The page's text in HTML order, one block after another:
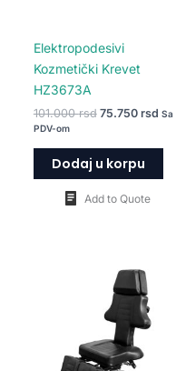
Elektropodesivi
Kozmetički Krevet
HZ3673A
101.000rsd 75.750 rsd Sa
PDV-om
Dodaj u korpu
Add to Quote